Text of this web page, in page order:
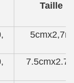
Taille
5cmx2,7m